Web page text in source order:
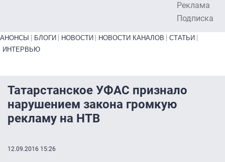
Реклама
Подписка
Primary links bottom
АНОНСЫ БЛОГИ НОВОСТИ НОВОСТИ КАНАЛОВ
СТАТЬИ
ИНТЕРВЬЮ
Татарстанское УФАС признало
нарушением закона громкую
рекламу на НТВ
12.09.2016 15:26